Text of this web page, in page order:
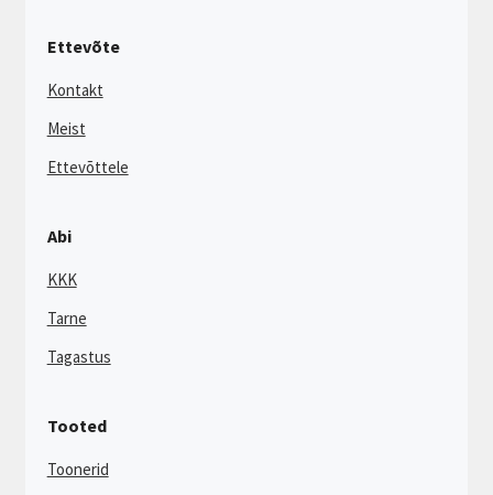
Ettevõte
Kontakt
Meist
Ettevõttele
Abi
KKK
Tarne
Tagastus
Tooted
Toonerid